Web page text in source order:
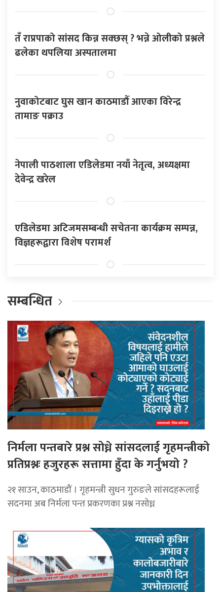
तँ राप्रपाको सांसद किन्न सक्छस् ? भन्ने ओलीको प्रश्नले
ढलेका थपलिया अस्पतालमा
नुवाकोटबाट घुस खान काठमाडौँ आएका विरेन्द्र
तामाङ पक्राउ
नेपाली पाठशाला एडिलेडमा नयाँ नेतृत्व, अध्यक्षमा
देवेन्द्र खरेल
एडिलेडमा अटिजमसम्बन्धी सचेतना कार्यक्रम सम्पन्न,
विज्ञहरूद्वारा विशेष परामर्श
सम्बन्धित
निर्मला पन्तबारे प्रश्न सोध्ने सांसदलाई गृहमन्त्रीको
प्रतिप्रश्नः हजुरहरू सत्तामा हुँदा के गर्नुभयो ?
२१ साउन, काठमाडौं । गृहमन्त्री सुधन गुरुङले सांसदहरूलाई
सदनमा अब निर्मला पन्त प्रकरणका प्रश्न नसोध्न